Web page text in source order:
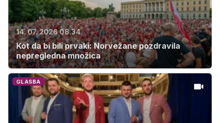
14. 07. 2026 08.34
Kot da bi bili prvaki: Norvežane pozdravila
nepregledna množica
GLASBA